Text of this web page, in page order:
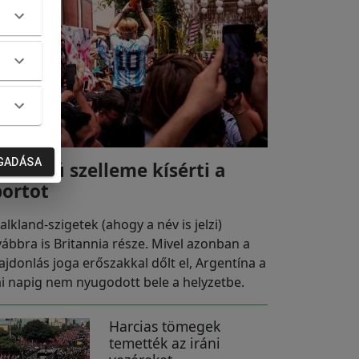
szelleme kísérti a
szigetek (ahogy a név is jelzi)
is Britannia része. Mivel azonban a
joga erőszakkal dőlt el, Argentína a
napig nem nyugodott bele a helyzetbe.
Harcias tömegek
temették az iráni